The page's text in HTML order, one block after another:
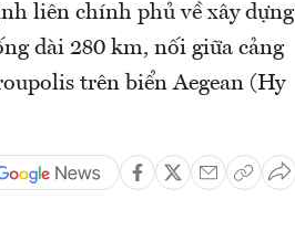
liên chính phủ về xây dựng
dài 280 km, nối giữa cảng
trên biển Aegean (Hy